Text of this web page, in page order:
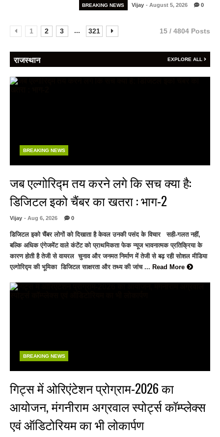
BREAKING NEWS Vijay - August 5, 2026 0
1 2 3 ... 321 15 / 4804 Posts
राजस्थान EXPLORE ALL
BREAKING NEWS
जब एल्गोरिद्म तय करने लगे कि सच क्या है:
डिजिटल इको चैंबर का खतरा : भाग-2
Vijay - Aug 6, 2026 0
डिजिटल इको चैंबर लोगों को दिखाता है केवल उनकी पसंद के विचार सही-गलत नहीं,
बल्कि अधिक एंगेजमेंट वाले कंटेंट को प्राथमिकता फेक न्यूज भावनात्मक प्रतिक्रिया के
कारण होती है तेजी से वायरल चुनाव और जनमत निर्माण में तेजी से बढ़ रही सोशल मीडिया
एल्गोरिद्म की भूमिका डिजिटल साक्षरता और तथ्य की जांच ... Read More
BREAKING NEWS
गिट्स में ओरिएंटेशन प्रोग्राम-2026 का
आयोजन, मंगनीराम अग्रवाल स्पोर्ट्स कॉम्प्लेक्स
एवं ऑडिटोरियम का भी लोकार्पण